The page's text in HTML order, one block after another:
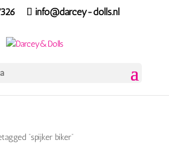
info@darcey-dolls.nl
“spijker biker”